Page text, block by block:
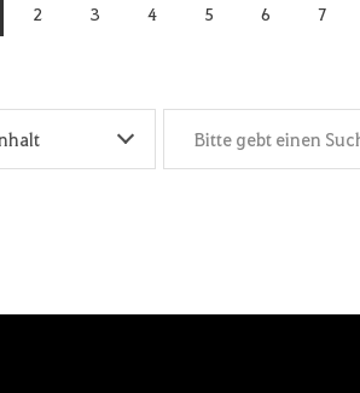
2 3 4 5 6 7